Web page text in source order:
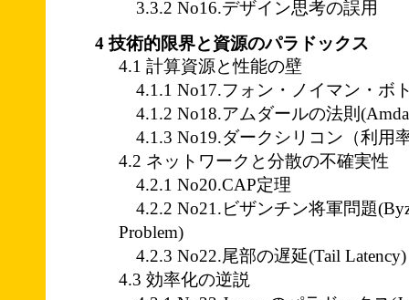
3.3.2 No16.デザイン思考の誤用
4 技術的限界と資源のパラドックス
4.1 計算資源と性能の壁
4.1.1 No17.フォン・ノイマン・ボ
4.1.2 No18.アムダールの法則
4.1.3 No19.ダークシリコン（利用
4.2 ネットワークと分散の不確実性
4.2.1 No20.CAP定理
4.2.2 No21.ビザンチン将軍問題
Problem)
4.2.3 No22.尾部の遅延(Tail Latency)
4.3 効率化の逆説